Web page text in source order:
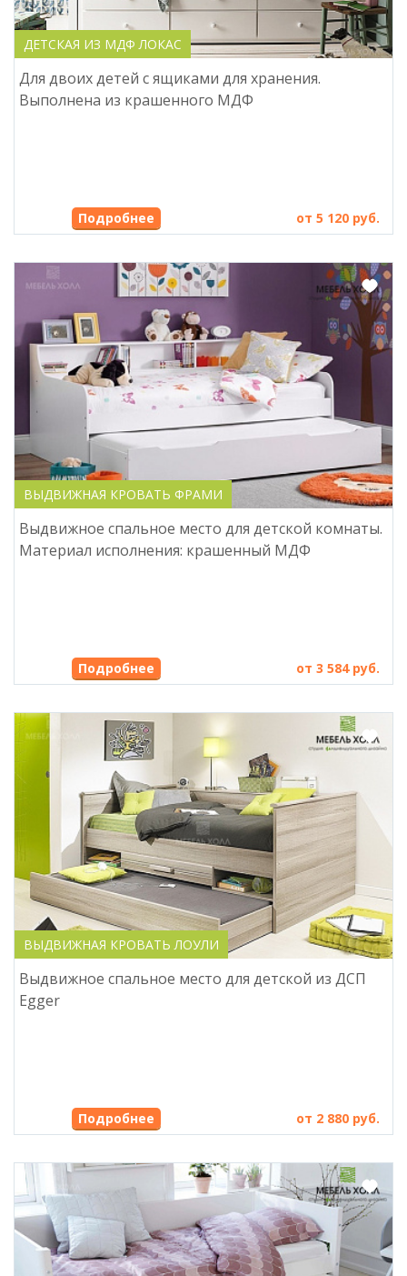
ДЕТСКАЯ ИЗ МДФ ЛОКАС
Для двоих детей с ящиками для хранения.
Выполнена из крашенного МДФ
Подробнее от 5 120 руб.
ВЫДВИЖНАЯ КРОВАТЬ ФРАМИ
Выдвижное спальное место для детской комнаты.
Материал исполнения: крашенный МДФ
Подробнее от 3 584 руб.
ВЫДВИЖНАЯ КРОВАТЬ ЛОУЛИ
Выдвижное спальное место для детской из ДСП
Egger
Подробнее от 2 880 руб.